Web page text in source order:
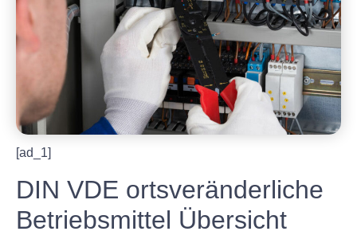
[ad_1]
DIN VDE ortsveränderliche
Betriebsmittel Übersicht